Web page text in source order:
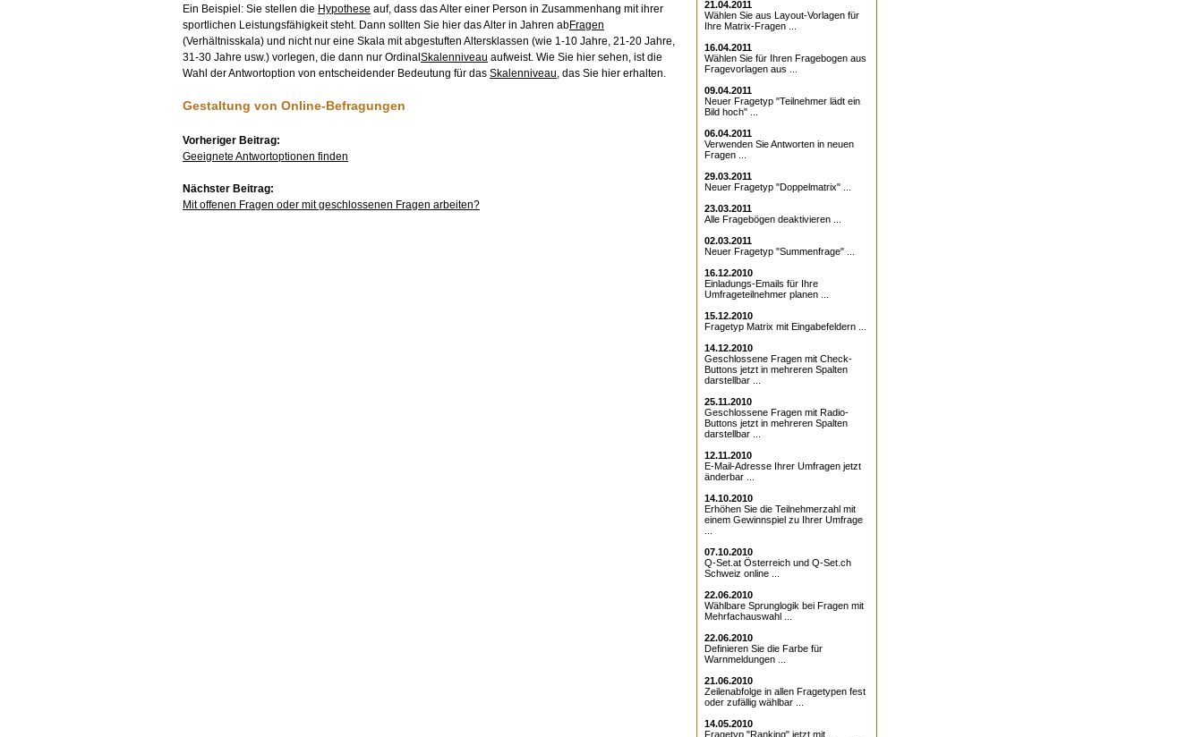
Ein Beispiel: Sie stellen die Hypothese auf, dass das Alter einer Person in Zusammenhang mit ihrer
sportlichen Leistungsfähigkeit steht. Dann sollten Sie hier das Alter in Jahren abFragen
(Verhältnisskala) und nicht nur eine Skala mit abgestuften Altersklassen (wie 1-10 Jahre, 21-20 Jahre,
31-30 Jahre usw.) vorlegen, die dann nur OrdinalSkalenniveau aufweist. Wie Sie hier sehen, ist die
Wahl der Antwortoption von entscheidender Bedeutung für das Skalenniveau , das Sie hier erhalten.
Gestaltung von Online-Befragungen
Vorheriger Beitrag:
Geeignete Antwortoptionen finden
Nächster Beitrag:
Mit offenen Fragen oder mit geschlossenen Fragen arbeiten?
21.04.2011
Wählen Sie aus Layout-Vorlagen für
Ihre Matrix-Fragen ...
16.04.2011
Wählen Sie für Ihren Fragebogen aus
Fragevorlagen aus ...
09.04.2011
Neuer Fragetyp "Teilnehmer lädt ein
Bild hoch" ...
06.04.2011
Verwenden Sie Antworten in neuen
Fragen ...
29.03.2011
Neuer Fragetyp "Doppelmatrix" ...
23.03.2011
Alle Fragebögen deaktivieren ...
02.03.2011
Neuer Fragetyp "Summenfrage" ...
16.12.2010
Einladungs-Emails für Ihre
Umfrageteilnehmer planen ...
15.12.2010
Fragetyp Matrix mit Eingabefeldern ...
14.12.2010
Geschlossene Fragen mit Check-
Buttons jetzt in mehreren Spalten
darstellbar ...
25.11.2010
Geschlossene Fragen mit Radio-
Buttons jetzt in mehreren Spalten
darstellbar ...
12.11.2010
E-Mail-Adresse Ihrer Umfragen jetzt
änderbar ...
14.10.2010
Erhöhen Sie die Teilnehmerzahl mit
einem Gewinnspiel zu Ihrer Umfrage
07.10.2010
Q-Set.at Österreich und Q-Set.ch
Schweiz online ...
22.06.2010
Wählbare Sprunglogik bei Fragen mit
Mehrfachauswahl ...
22.06.2010
Definieren Sie die Farbe für
Warnmeldungen ...
21.06.2010
Zeilenabfolge in allen Fragetypen fest
oder zufällig wählbar ...
14.05.2010
Fragetyp "Ranking" jetzt mit